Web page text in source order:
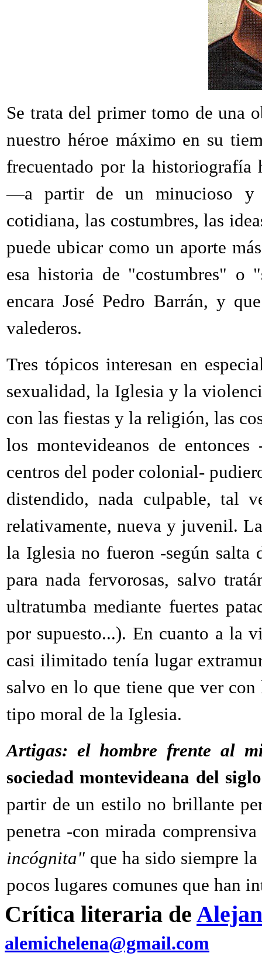
Se trata del primer tomo de una
nuestro héroe máximo en su
frecuentado por la historiografía
—a partir de un minucioso y
cotidiana, las costumbres, las
puede ubicar como un aporte
esa historia de "costumbres" o
encara José Pedro Barrán, y
valederos.
Tres tópicos interesan en
sexualidad, la Iglesia y la
con las fiestas y la religión, las
los montevideanos de
centros del poder colonial-
distendido, nada culpable, tal
relativamente, nueva y juvenil.
la Iglesia no fueron -según salta
para nada fervorosas, salvo
ultratumba mediante fuertes
por supuesto...). En cuanto a la
casi ilimitado tenía lugar
salvo en lo que tiene que ver
tipo moral de la Iglesia.
Artigas: el hombre frente al
sociedad montevideana del
partir de un estilo no brillante
penetra -con mirada
incógnita" que ha sido siempre
pocos lugares comunes que han
Crítica literaria de
alemichelena@gmail.com